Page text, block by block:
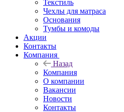
Текстиль
Чехлы для матраса
Основания
Тумбы и комоды
Акции
Контакты
Компания
Назад
Компания
О компании
Вакансии
Новости
Контакты